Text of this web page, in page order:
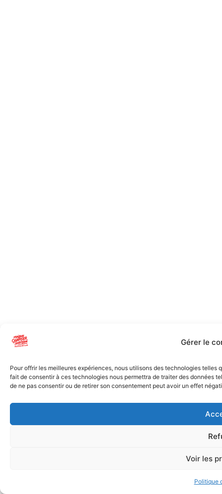
Gérer le
Pour offrir les meilleures expériences, nous utilisons des technologies
fait de consentir à ces technologies nous permettra de traiter des données
de ne pas consentir ou de retirer son consentement peut avoir un effet
Voir les
Politique